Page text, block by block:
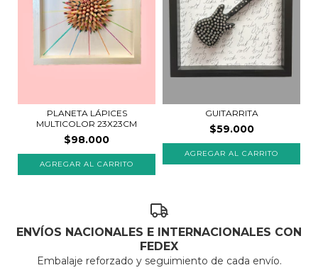
PLANETA LÁPICES
MULTICOLOR 23X23CM
$98.000
GUITARRITA
$59.000
ENVÍOS NACIONALES E INTERNACIONALES CON
FEDEX
Embalaje reforzado y seguimiento de cada envío.